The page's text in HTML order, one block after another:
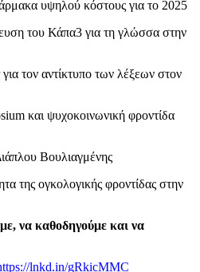
υψηλού κόστους για το 2025
του Κάπα3 για τη γλώσσα στην
για τον αντίκτυπο των λέξεων στον
και ψυχοκοινωνική φροντίδα
Βουλιαγμένης
της ογκολογικής φροντίδας στην
να καθοδηγούμε και να
lnkd.in/gRkicMMC